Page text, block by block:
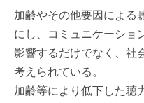
加齢やその他要因による
にし、コミュニケーショ
影響するだけでなく、社
考えられている。
加齢等により低下した聴